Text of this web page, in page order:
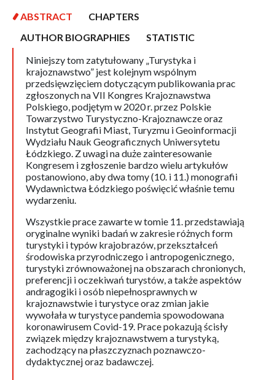
ABSTRACT
CHAPTERS
AUTHOR BIOGRAPHIES
STATISTIC
Niniejszy tom zatytułowany „Turystyka i
krajoznawstwo” jest kolejnym wspólnym
przedsięwzięciem dotyczącym publikowania prac
zgłoszonych na VII Kongres Krajoznawstwa
Polskiego, podjętym w 2020 r. przez Polskie
Towarzystwo Turystyczno-Krajoznawcze oraz
Instytut Geografii Miast, Turyzmu i Geoinformacji
Wydziału Nauk Geograficznych Uniwersytetu
Łódzkiego. Z uwagi na duże zainteresowanie
Kongresem i zgłoszenie bardzo wielu artykułów
postanowiono, aby dwa tomy (10. i 11.) monografii
Wydawnictwa Łódzkiego poświęcić właśnie temu
wydarzeniu.
Wszystkie prace zawarte w tomie 11. przedstawiają
oryginalne wyniki badań w zakresie różnych form
turystyki i typów krajobrazów, przekształceń
środowiska przyrodniczego i antropogenicznego,
turystyki zrównoważonej na obszarach chronionych,
preferencji i oczekiwań turystów, a także aspektów
andragogiki i osób niepełnosprawnych w
krajoznawstwie i turystyce oraz zmian jakie
wywołała w turystyce pandemia spowodowana
koronawirusem Covid-19. Prace pokazują ścisły
związek między krajoznawstwem a turystyką,
zachodzący na płaszczyznach poznawczo-
dydaktycznej oraz badawczej.